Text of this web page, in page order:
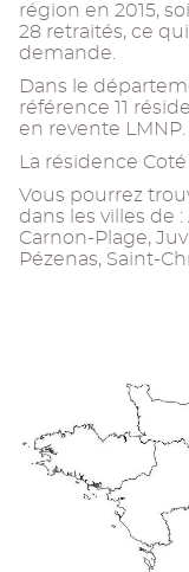
région en 2015,
28 retraités, ce
demande.
Dans le
référence 11
en revente LMNP.
La résidence
Vous pourrez
dans les villes de
Carnon-Plage,
Pézenas, Saint-